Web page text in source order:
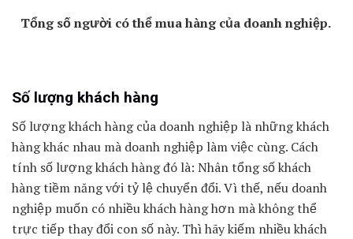
Tổng số người có thể mua hàng của doanh nghiệp.
Số lượng khách hàng
Số lượng khách hàng của doanh nghiệp là những khách
hàng khác nhau mà doanh nghiệp làm việc cùng. Cách
tính số lượng khách hàng đó là: Nhân tổng số khách
hàng tiềm năng với tỷ lệ chuyển đổi. Vì thế, nếu doanh
nghiệp muốn có nhiều khách hàng hơn mà không thể
trực tiếp thay đổi con số này. Thì hãy kiếm nhiều khách